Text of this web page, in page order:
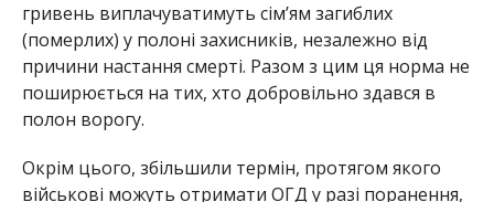
гривень виплачуватимуть сім’ям загиблих
(померлих) у полоні захисників, незалежно від
причини настання смерті. Разом з цим ця норма не
поширюється на тих, хто добровільно здався в
полон ворогу.
Окрім цього, збільшили термін, протягом якого
військові можуть отримати ОГД у разі поранення,